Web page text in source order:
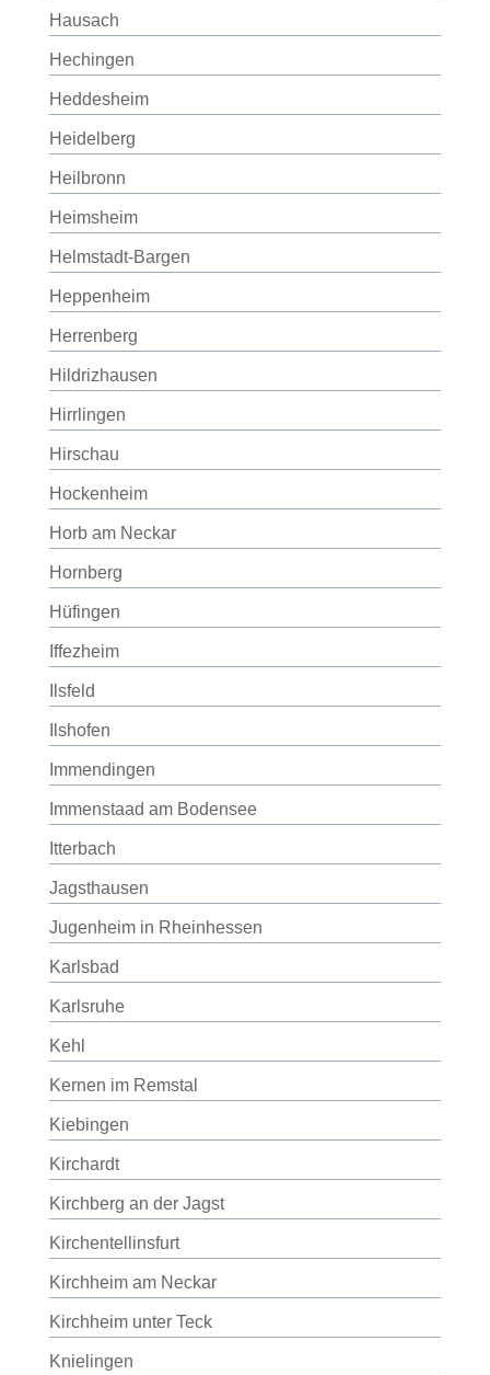
Hausach
Hechingen
Heddesheim
Heidelberg
Heilbronn
Heimsheim
Helmstadt-Bargen
Heppenheim
Herrenberg
Hildrizhausen
Hirrlingen
Hirschau
Hockenheim
Horb am Neckar
Hornberg
Hüfingen
Iffezheim
Ilsfeld
Ilshofen
Immendingen
Immenstaad am Bodensee
Itterbach
Jagsthausen
Jugenheim in Rheinhessen
Karlsbad
Karlsruhe
Kehl
Kernen im Remstal
Kiebingen
Kirchardt
Kirchberg an der Jagst
Kirchentellinsfurt
Kirchheim am Neckar
Kirchheim unter Teck
Knielingen